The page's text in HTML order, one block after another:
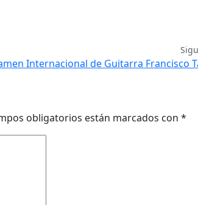
Internacional de Guitarra Francisco
obligatorios están marcados con *